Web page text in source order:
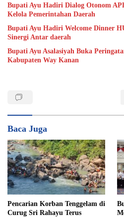
Bupati Ayu Hadiri Dialog Otonom
Kelola Pemerintahan Daerah
Bupati Ayu Hadiri Welcome Dinner
Sinergi Antar daerah
Bupati Ayu Asalasiyah Buka
Kabupaten Way Kanan
Baca Juga
Pencarian Korban Tenggelam di
Curug Sri Rahayu Terus